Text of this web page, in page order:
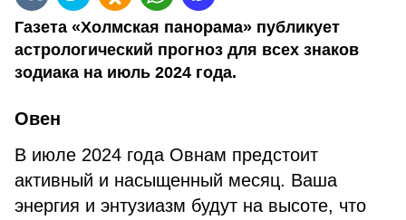
Газета «Холмская панорама» публикует
астрологический прогноз для всех знаков
зодиака на июль 2024 года.
Овен
В июле 2024 года Овнам предстоит
активный и насыщенный месяц. Ваша
энергия и энтузиазм будут на высоте, что